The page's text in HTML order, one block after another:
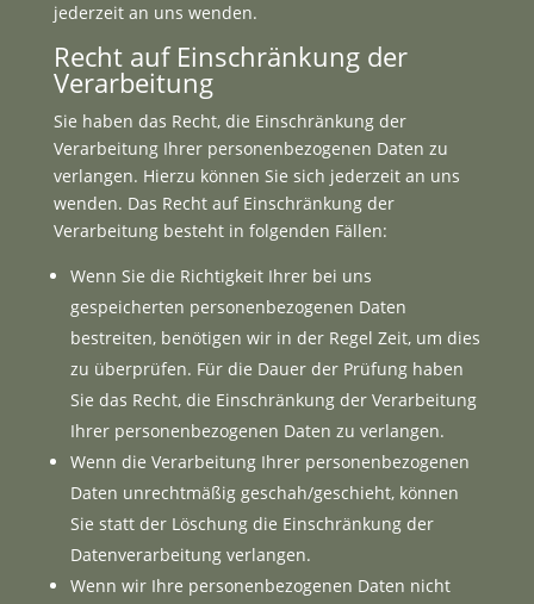
jederzeit an uns wenden.
Recht auf Einschränkung der
Verarbeitung
Sie haben das Recht, die Einschränkung der
Verarbeitung Ihrer personenbezogenen Daten zu
verlangen. Hierzu können Sie sich jederzeit an uns
wenden. Das Recht auf Einschränkung der
Verarbeitung besteht in folgenden Fällen:
Wenn Sie die Richtigkeit Ihrer bei uns
gespeicherten personenbezogenen Daten
bestreiten, benötigen wir in der Regel Zeit, um dies
zu überprüfen. Für die Dauer der Prüfung haben
Sie das Recht, die Einschränkung der Verarbeitung
Ihrer personenbezogenen Daten zu verlangen.
Wenn die Verarbeitung Ihrer personenbezogenen
Daten unrechtmäßig geschah/geschieht, können
Sie statt der Löschung die Einschränkung der
Datenverarbeitung verlangen.
Wenn wir Ihre personenbezogenen Daten nicht